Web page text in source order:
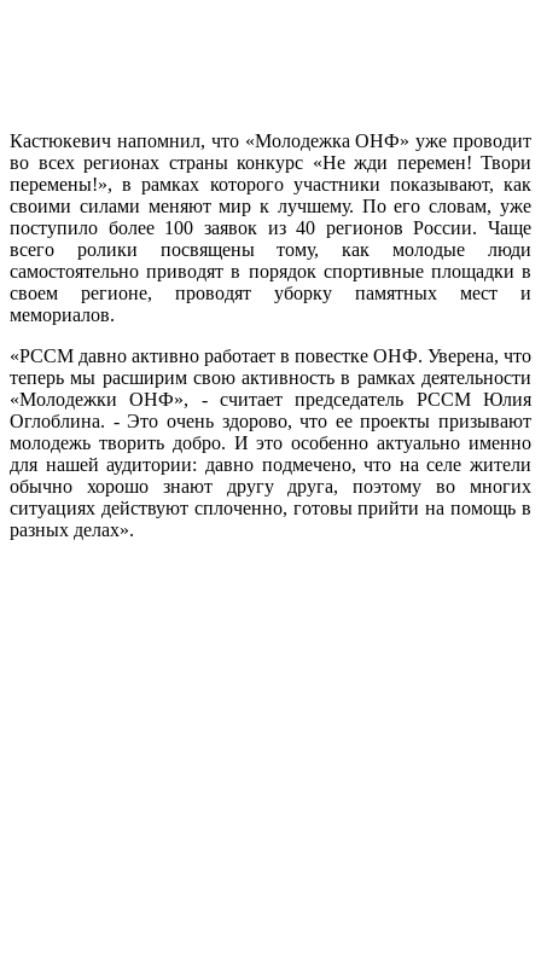
Кастюкевич напомнил, что «Молодежка ОНФ» уже проводит
во всех регионах страны конкурс «Не жди перемен! Твори
перемены!», в рамках которого участники показывают, как
своими силами меняют мир к лучшему. По его словам, уже
поступило более 100 заявок из 40 регионов России. Чаще
всего ролики посвящены тому, как молодые люди
самостоятельно приводят в порядок спортивные площадки в
своем регионе, проводят уборку памятных мест и
мемориалов.
«РССМ давно активно работает в повестке ОНФ. Уверена, что
теперь мы расширим свою активность в рамках деятельности
«Молодежки ОНФ», - считает председатель РССМ Юлия
Оглоблина. - Это очень здорово, что ее проекты призывают
молодежь творить добро. И это особенно актуально именно
для нашей аудитории: давно подмечено, что на селе жители
обычно хорошо знают другу друга, поэтому во многих
ситуациях действуют сплоченно, готовы прийти на помощь в
разных делах».